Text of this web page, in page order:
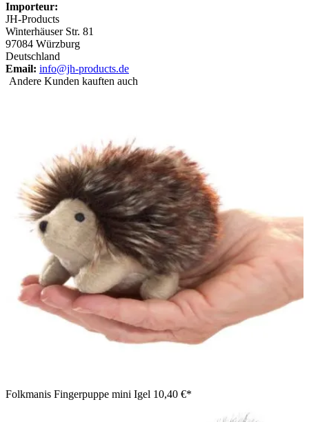
Importeur:
JH-Products
Winterhäuser Str. 81
97084 Würzburg
Deutschland
Email: info@jh-products.de
Andere Kunden kauften auch
Folkmanis Fingerpuppe mini Igel 10,40 €*